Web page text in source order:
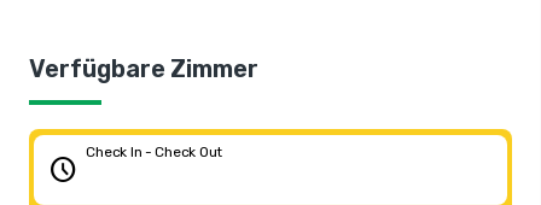
Verfügbare Zimmer
schedule
Check In - Check Out